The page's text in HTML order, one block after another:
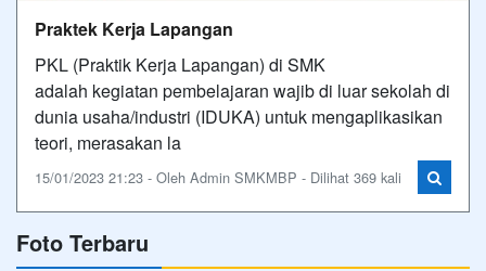
Praktek Kerja Lapangan
PKL (Praktik Kerja Lapangan) di SMK
adalah kegiatan pembelajaran wajib di luar sekolah di
dunia usaha/industri (IDUKA) untuk mengaplikasikan
teori, merasakan la
15/01/2023 21:23 - Oleh Admin SMKMBP - Dilihat 369 kali
Foto Terbaru